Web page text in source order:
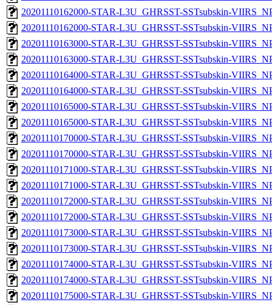
20201110162000-STAR-L3U_GHRSST-SSTsubskin-
20201110162000-STAR-L3U_GHRSST-SSTsubskin-
20201110163000-STAR-L3U_GHRSST-SSTsubskin-
20201110163000-STAR-L3U_GHRSST-SSTsubskin-
20201110164000-STAR-L3U_GHRSST-SSTsubskin-
20201110164000-STAR-L3U_GHRSST-SSTsubskin-
20201110165000-STAR-L3U_GHRSST-SSTsubskin-
20201110165000-STAR-L3U_GHRSST-SSTsubskin-
20201110170000-STAR-L3U_GHRSST-SSTsubskin-
20201110170000-STAR-L3U_GHRSST-SSTsubskin-
20201110171000-STAR-L3U_GHRSST-SSTsubskin-
20201110171000-STAR-L3U_GHRSST-SSTsubskin-
20201110172000-STAR-L3U_GHRSST-SSTsubskin-
20201110172000-STAR-L3U_GHRSST-SSTsubskin-
20201110173000-STAR-L3U_GHRSST-SSTsubskin-
20201110173000-STAR-L3U_GHRSST-SSTsubskin-
20201110174000-STAR-L3U_GHRSST-SSTsubskin-
20201110174000-STAR-L3U_GHRSST-SSTsubskin-
20201110175000-STAR-L3U_GHRSST-SSTsubskin-